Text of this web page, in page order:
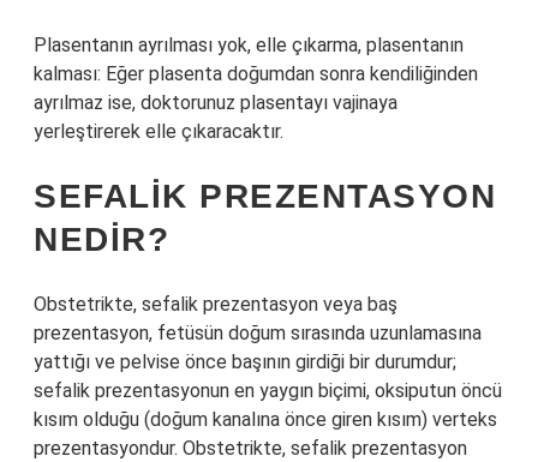
Plasentanın ayrılması yok, elle çıkarma, plasentanın
kalması: Eğer plasenta doğumdan sonra kendiliğinden
ayrılmaz ise, doktorunuz plasentayı vajinaya
yerleştirerek elle çıkaracaktır.
SEFALIK PREZENTASYON
NEDIR?
Obstetrikte, sefalik prezentasyon veya baş
prezentasyon, fetüsün doğum sırasında uzunlamasına
yattığı ve pelvise önce başının girdiği bir durumdur;
sefalik prezentasyonun en yaygın biçimi, oksiputun öncü
kısım olduğu (doğum kanalına önce giren kısım) verteks
prezentasyondur. Obstetrikte, sefalik prezentasyon